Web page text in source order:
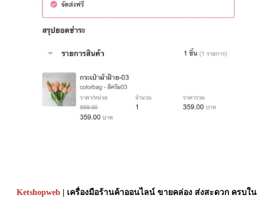
Ketshopweb | เครื่องมือร้านค้าออนไลน์ ขายคล่อง ส่งสะดวก ครบใน